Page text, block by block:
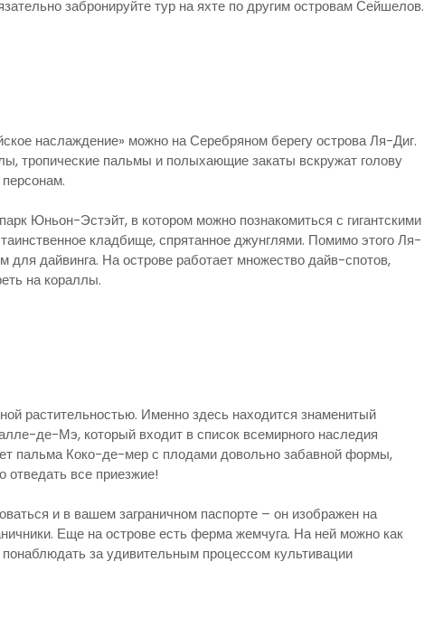
забронируйте тур на яхте по другим островам Сейшелов.
наслаждение» можно на Серебряном берегу острова Ля-Диг.
тропические пальмы и полыхающие закаты вскружат голову
Юньон-Эстэйт, в котором можно познакомиться с гигантскими
кладбище, спрятанное джунглями. Помимо этого Ля-
для дайвинга. На острове работает множество дайв-спотов,
на кораллы.
растительностью. Именно здесь находится знаменитый
де-Мэ, который входит в список всемирного наследия
пальма Коко-де-мер с плодами довольно забавной формы,
все приезжие!
и в вашем заграничном паспорте – он изображен на
Еще на острове есть ферма жемчуга. На ней можно как
за удивительным процессом культивации